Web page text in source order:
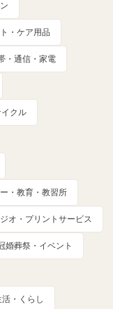
・ケア用品
・通信・家電
イクル
・教育・教習所
オ・プリントサービス
婚葬祭・イベント
活・くらし